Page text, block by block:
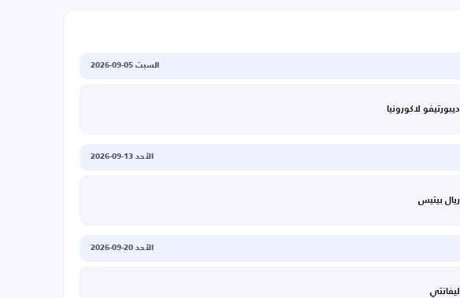
السبت 05-09-2026
ديبورتيفو لاكورونيا
الأحد 13-09-2026
ريال بيتيس
الأحد 20-09-2026
ليفانتي